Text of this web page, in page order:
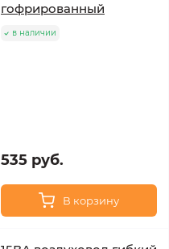
гофрированный
в наличии
535 руб.
В корзину